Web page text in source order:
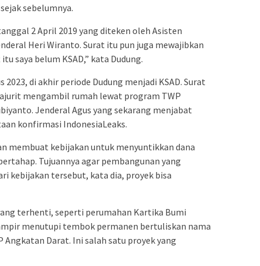
sebelumnya.
2 April 2019 yang diteken oleh Asisten
Heri Wiranto. Surat itu pun juga mewajibkan
saya belum KSAD,” kata Dudung.
di akhir periode Dudung menjadi KSAD. Surat
mengambil rumah lewat program TWP
Jenderal Agus yang sekarang menjabat
konfirmasi IndonesiaLeaks.
membuat kebijakan untuk menyuntikkan dana
Tujuannya agar pembangunan yang
kebijakan tersebut, kata dia, proyek bisa
terhenti, seperti perumahan Kartika Bumi
menutupi tembok permanen bertuliskan nama
Darat. Ini salah satu proyek yang